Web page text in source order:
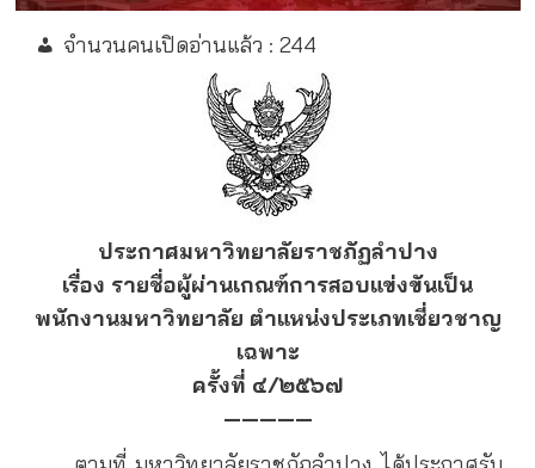
จำนวนคนเปิดอ่านแล้ว : 244
ประกาศมหาวิทยาลัยราชภัฏลำปาง
เรื่อง รายชื่อผู้ผ่านเกณฑ์การสอบแข่งขันเป็น
พนักงานมหาวิทยาลัย ตำแหน่งประเภทเชี่ยวชาญ
เฉพาะ
ครั้งที่ ๔/๒๕๖๗
—————